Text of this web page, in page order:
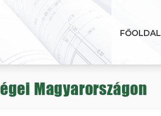
FŐOLDAL
Magyarországon